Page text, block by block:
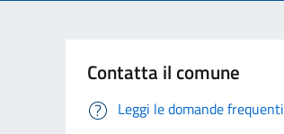
Contatta il comune
Leggi le domande frequenti